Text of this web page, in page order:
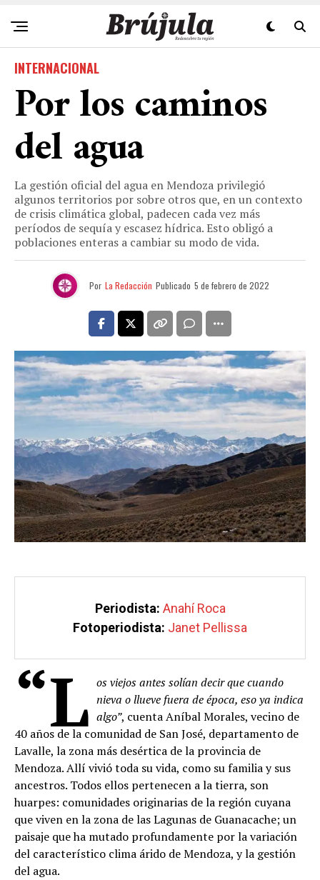
INTERNACIONAL
Por los caminos
del agua
La gestión oficial del agua en Mendoza privilegió
algunos territorios por sobre otros que, en un contexto
de crisis climática global, padecen cada vez más
períodos de sequía y escasez hídrica. Esto obligó a
poblaciones enteras a cambiar su modo de vida.
Por La Redacción Publicado 5 de febrero de 2022
Periodista: Anahí Roca
Fotoperiodista: Janet Pellissa
“L os viejos antes solían decir que cuando
nieva o llueve fuera de época, eso ya indica
algo”, cuenta Aníbal Morales, vecino de
40 años de la comunidad de San José, departamento de
Lavalle, la zona más desértica de la provincia de
Mendoza. Allí vivió toda su vida, como su familia y sus
ancestros. Todos ellos pertenecen a la tierra, son
huarpes: comunidades originarias de la región cuyana
que viven en la zona de las Lagunas de Guanacache; un
paisaje que ha mutado profundamente por la variación
del característico clima árido de Mendoza, y la gestión
del agua.